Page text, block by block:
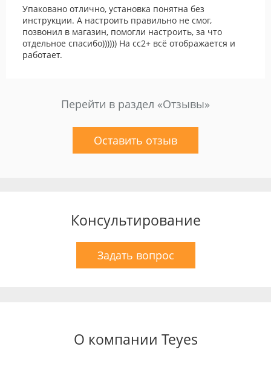
Упаковано отлично, установка понятна без
инструкции. А настроить правильно не смог,
позвонил в магазин, помогли настроить, за что
отдельное спасибо)))))) На сс2+ всё отображается и
работает.
Перейти в раздел «Отзывы»
Оставить отзыв
Консультирование
Задать вопрос
О компании Teyes